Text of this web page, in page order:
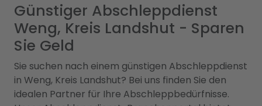
Günstiger Abschleppdienst
Weng, Kreis Landshut - Sparen
Sie Geld
Sie suchen nach einem günstigen Abschleppdienst
in Weng, Kreis Landshut? Bei uns finden Sie den
idealen Partner für Ihre Abschleppbedürfnisse.